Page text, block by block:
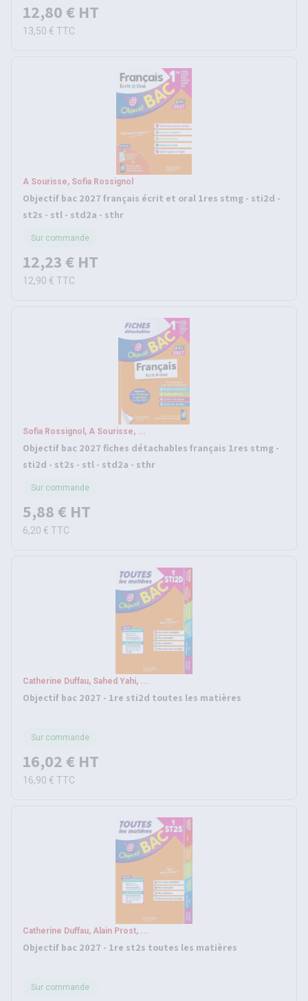
12,80 € HT
13,50 € TTC
A Sourisse, Sofia Rossignol
Objectif bac 2027 français écrit et oral 1res stmg - sti2d -
st2s - stl - std2a - sthr
Sur commande
12,23 € HT
12,90 € TTC
Sofia Rossignol, A Sourisse, ...
Objectif bac 2027 fiches détachables français 1res stmg -
sti2d - st2s - stl - std2a - sthr
Sur commande
5,88 € HT
6,20 € TTC
Catherine Duffau, Sahed Yahi, ...
Objectif bac 2027 - 1re sti2d toutes les matières
Sur commande
16,02 € HT
16,90 € TTC
Catherine Duffau, Alain Prost, ...
Objectif bac 2027 - 1re st2s toutes les matières
Sur commande